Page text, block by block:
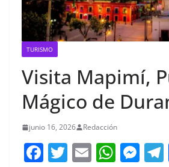
TURISMO
Visita Mapimí,
Mágico de
junio 16, 2026 Redacción
F T E W M